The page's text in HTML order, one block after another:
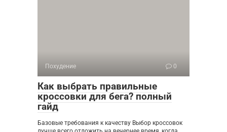
Похудение 0
Как выбрать правильные
кроссовки для бега? полный
гайд
Базовые требования к качеству Выбор кроссовок